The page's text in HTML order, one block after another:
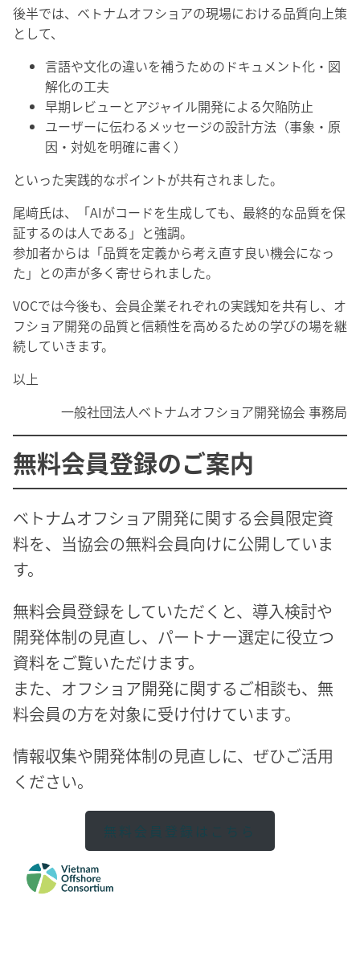
後半では、ベトナムオフショアの現場における品質向上策
として、
言語や文化の違いを補うためのドキュメント化・図
解化の工夫
早期レビューとアジャイル開発による欠陥防止
ユーザーに伝わるメッセージの設計方法（事象・原
因・対処を明確に書く）
といった実践的なポイントが共有されました。
尾﨑氏は、「AIがコードを生成しても、最終的な品質を保
証するのは人である」と強調。
参加者からは「品質を定義から考え直す良い機会になっ
た」との声が多く寄せられました。
VOCでは今後も、会員企業それぞれの実践知を共有し、オ
フショア開発の品質と信頼性を高めるための学びの場を継
続していきます。
以上
一般社団法人ベトナムオフショア開発協会 事務局
無料会員登録のご案内
ベトナムオフショア開発に関する会員限定資
料を、当協会の無料会員向けに公開していま
す。
無料会員登録をしていただくと、導入検討や
開発体制の見直し、パートナー選定に役立つ
資料をご覧いただけます。
また、オフショア開発に関するご相談も、無
料会員の方を対象に受け付けています。
情報収集や開発体制の見直しに、ぜひご活用
ください。
無料会員登録はこちら